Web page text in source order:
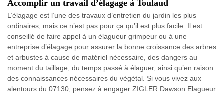
Accomplir un travail d’élagage à Toulaud
L’élagage est l’une des travaux d’entretien du jardin les plus
ordinaires, mais ce n’est pas pour ça qu’il est plus facile. Il est
conseillé de faire appel à un élagueur grimpeur ou à une
entreprise d’élagage pour assurer la bonne croissance des arbres
et arbustes à cause de matériel nécessaire, des dangers au
moment du taillage, du temps passé à élaguer, ainsi qu’en raison
des connaissances nécessaires du végétal. Si vous vivez aux
alentours du 07130, pensez à engager ZIGLER Dawson Elagueur